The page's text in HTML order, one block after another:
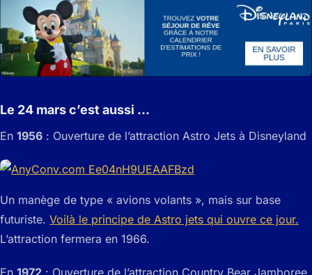
Le 24 mars c’est aussi …
En 1956 : Ouverture de l’attraction Astro Jets à Disneyland
Un manège de type « avions volants », mais sur base
futuriste. Voilà le principe de Astro jets qui ouvre ce jour.
L’attraction fermera en 1966.